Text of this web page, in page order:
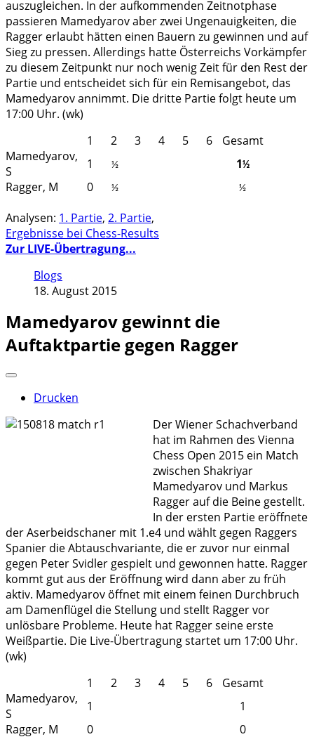
auszugleichen. In der aufkommenden Zeitnotphase
passieren Mamedyarov aber zwei Ungenauigkeiten, die
Ragger erlaubt hätten einen Bauern zu gewinnen und auf
Sieg zu pressen. Allerdings hatte Österreichs Vorkämpfer
zu diesem Zeitpunkt nur noch wenig Zeit für den Rest der
Partie und entscheidet sich für ein Remisangebot, das
Mamedyarov annimmt. Die dritte Partie folgt heute um
17:00 Uhr. (wk)
1
2 3 4 5 6
Gesamt
Mamedyarov,
S
1 ½ 1½
Ragger, M 0 ½ ½
Analysen: 1. Partie, 2. Partie,
Ergebnisse bei Chess-Results
Zur LIVE-Übertragung...
Blogs
18. August 2015
Mamedyarov gewinnt die
Auftaktpartie gegen Ragger
Drucken
Der Wiener Schachverband
hat im Rahmen des Vienna
Chess Open 2015 ein Match
zwischen Shakriyar
Mamedyarov und Markus
Ragger auf die Beine gestellt.
In der ersten Partie eröffnete
der Aserbeidschaner mit 1.e4 und wählt gegen Raggers
Spanier die Abtauschvariante, die er zuvor nur einmal
gegen Peter Svidler gespielt und gewonnen hatte. Ragger
kommt gut aus der Eröffnung wird dann aber zu früh
aktiv. Mamedyarov öffnet mit einem feinen Durchbruch
am Damenflügel die Stellung und stellt Ragger vor
unlösbare Probleme. Heute hat Ragger seine erste
Weißpartie. Die Live-Übertragung startet um 17:00 Uhr.
(wk)
1
2 3 4 5 6
Gesamt
Mamedyarov,
S
1
1
Ragger, M
0
0